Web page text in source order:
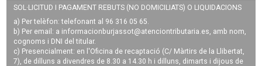
SOL·LICITUD I PAGAMENT REBUTS (NO DOMICILIATS) O LIQUIDACIONS
a) Per telèfon: telefonant al 96 316 05 65.
b) Per email: a informacionburjassot@atenciontributaria.es, amb nom,
cognoms i DNI del titular.
c) Presencialment: en l'Oficina de recaptació (C/ Màrtirs de la Llibertat,
7), de dilluns a divendres de 8.30 a 14.30 h i dilluns, dimarts i dijous de